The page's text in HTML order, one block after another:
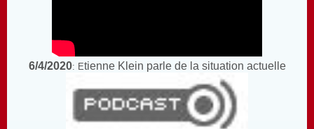
6/4/2020: Etienne Klein parle de la situation actuelle